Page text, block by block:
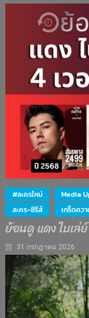
#ละครใหม่ Media
ละคร-ซีรีส์
เกร็ดคว
ย้อนดู แดง ไบเล่
31 กรกฎาคม 2026